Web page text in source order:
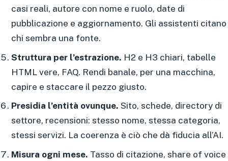
casi reali, autore con nome e ruolo, date di
pubblicazione e aggiornamento. Gli assistenti citano
chi sembra una fonte.
Struttura per l’estrazione. H2 e H3 chiari, tabelle
HTML vere, FAQ. Rendi banale, per una macchina,
capire e staccare il pezzo giusto.
Presidia l’entità ovunque. Sito, schede, directory di
settore, recensioni: stesso nome, stessa categoria,
stessi servizi. La coerenza è ciò che dà fiducia all’AI.
Misura ogni mese. Tasso di citazione, share of voice